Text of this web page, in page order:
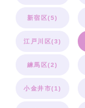
新宿区(5)
江戸川区(3)
練馬区(2)
小金井市(1)